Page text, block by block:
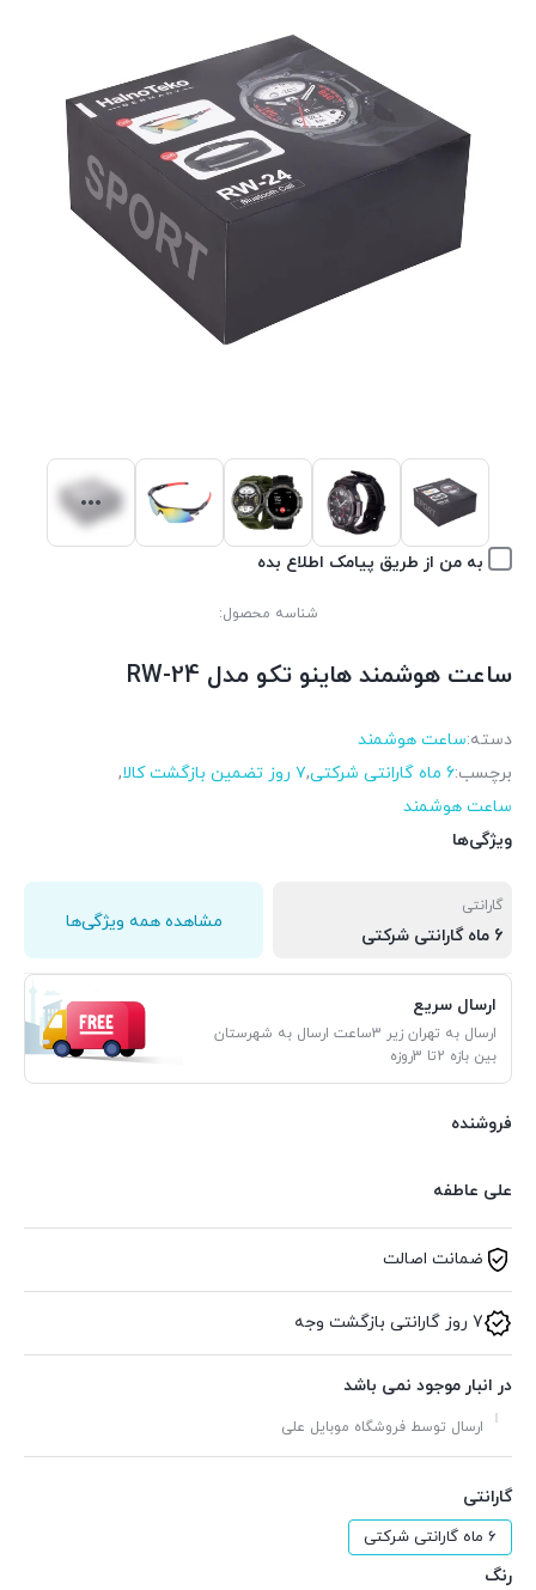
به من از طریق پیامک اطلاع بده
شناسه محصول:
ساعت هوشمند هاینو تکو مدل RW-24
دسته:ساعت هوشمند
برچسب:6 ماه گارانتی شرکتی ,۷ روز تضمین بازگشت کالا
,
ساعت هوشمند
ویژگی‌ها
گارانتی
6 ماه گارانتی شرکتی
مشاهده همه ویژگی‌ها
ارسال سریع
ارسال به تهران زیر 3ساعت ارسال به شهرستان
بین بازه 2تا 3روزه
فروشنده
علی عاطفه
ضمانت اصالت
7 روز گارانتی بازگشت وجه
در انبار موجود نمی باشد
ارسال توسط فروشگاه موبایل علی
گارانتی
6 ماه گارانتی شرکتی
رنگ